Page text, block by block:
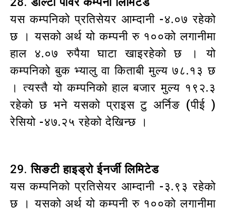
यस कम्पनिको प्रतिसेयर आम्दानी -४.०७ रहेको
छ । यसको अर्थ यो कम्पनी रु १००को लगानीमा
हाल ४.०७ रुपैया घाटा खाइरहेको छ । यो
कम्पनिको बुक भ्यालु वा किताबी मुल्य ७८.१३ छ
। त्यस्तै यो कम्पनिको हाल बजार मुल्य १९२.३
रहेको छ भने यसको प्राइस टु अर्निङ (पीई )
रेसियो -४७.२५ रहेको देखिन्छ ।
29.सिङटी हाइड्रो ईनर्जी लिमिटेड
यस कम्पनिको प्रतिसेयर आम्दानी -३.९३ रहेको
छ । यसको अर्थ यो कम्पनी रु १००को लगानीमा